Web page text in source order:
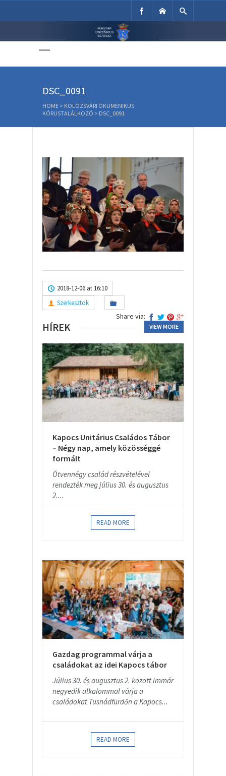
Unitárius Egyház
DSC_0091
HOME > KOLOZSVÁRI ÖKUMENIKUS
KÓRUSTALÁLKOZÓ > DSC_0091
2018-12-06 at 16:10
Szerkesztok
Share via:
HÍREK VIEW MORE
Kapocs Unitárius Családos Tábor
– Négy nap, amely közösséggé
formált
Ötvennégy család részvételével
rendezték meg július 30. és augusztus
2....
READ MORE
Gazdag programmal várja a
családokat az idei Kapocs tábor
Július 30. és augusztus 2. között immár
negyedik alkalommal várja a
családokat Tusnádfürdőn a Kapocs...
READ MORE